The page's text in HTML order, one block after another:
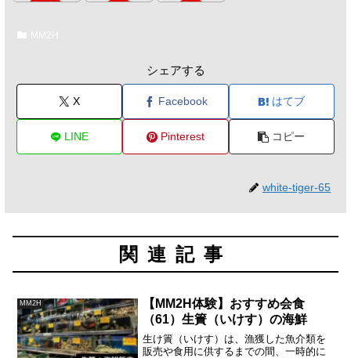
MM2H
シェアする
X Facebook はてブ
LINE Pinterest コピー
white-tiger-65
関連記事
MM2H
【MM2H体験】おすすめ会食
（61）生簀（いけす）の海鮮
生け簀（いけす）は、漁獲した魚介類を
販売や食用に供するまでの間、一時的に